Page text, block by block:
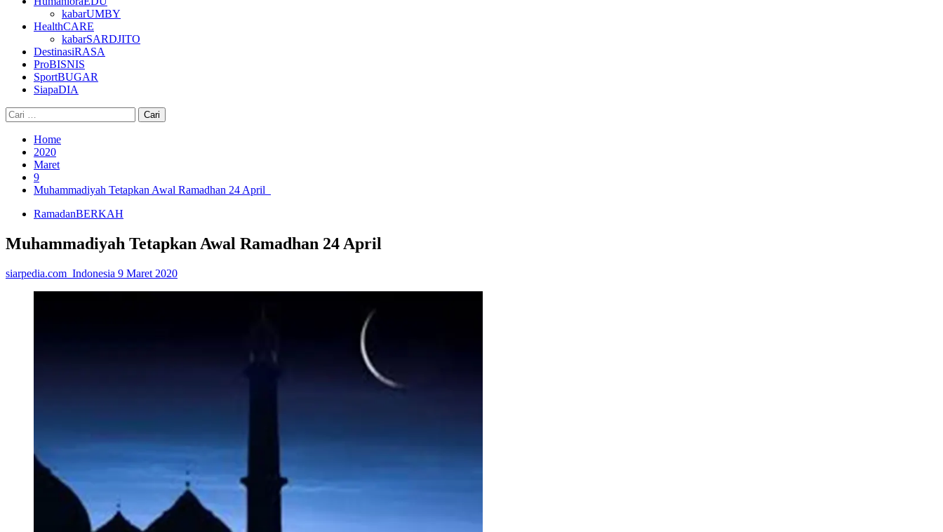
kabarUMBY
HealthCARE
kabarSARDJITO
DestinasiRASA
ProBISNIS
SportBUGAR
SiapaDIA
Cari
untuk:
Home
2020
Maret
9
Muhammadiyah Tetapkan Awal Ramadhan 24 April
RamadanBERKAH
Muhammadiyah Tetapkan Awal Ramadhan 24 April
siarpedia.com_Indonesia 9 Maret 2020